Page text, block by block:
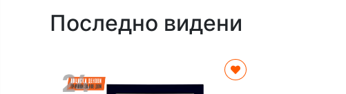
Последно видени